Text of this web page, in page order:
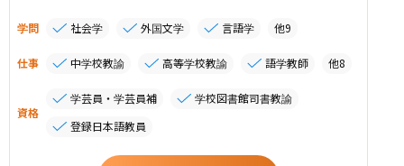
学問 社会学 外国文学 言語学 他9
仕事 中学校教諭 高等学校教諭 語学教師 他8
資格
学芸員・学芸員補
学校図書館司書教諭
登録日本語教員